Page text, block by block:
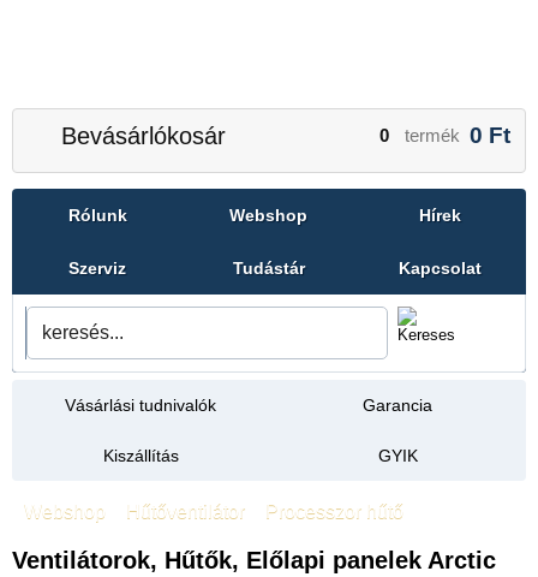
Bevásárlókosár 0 termék 0 Ft
Rólunk Webshop Hírek
Szerviz Tudástár Kapcsolat
Vásárlási tudnivalók Garancia
Kiszállítás GYIK
Webshop Hűtőventilátor Processzor hűtő
Ventilátorok, Hűtők, Előlapi panelek Arctic